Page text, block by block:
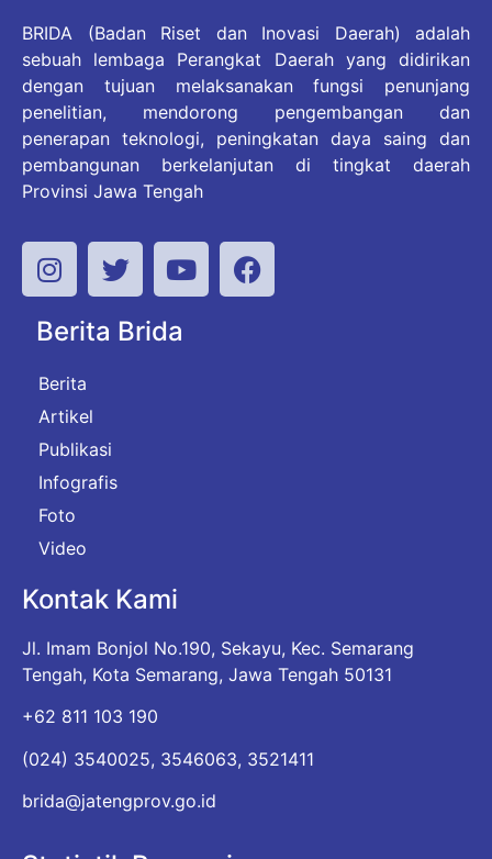
BRIDA (Badan Riset dan Inovasi Daerah) adalah
sebuah lembaga Perangkat Daerah yang didirikan
dengan tujuan melaksanakan fungsi penunjang
penelitian, mendorong pengembangan dan
penerapan teknologi, peningkatan daya saing dan
pembangunan berkelanjutan di tingkat daerah
Provinsi Jawa Tengah
Berita Brida
Berita
Artikel
Publikasi
Infografis
Foto
Video
Kontak Kami
Jl. Imam Bonjol No.190, Sekayu, Kec. Semarang
Tengah, Kota Semarang, Jawa Tengah 50131
+62 811 103 190
(024) 3540025, 3546063, 3521411
brida@jatengprov.go.id